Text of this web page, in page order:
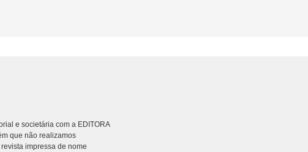
e societária com a EDITORA
que não realizamos
impressa de nome